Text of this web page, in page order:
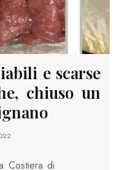
e scarse
chiuso un
Costiera di